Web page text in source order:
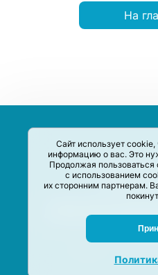
Сайт использует cookie,
информацию о вас. Это
Продолжая
с использованием
их сторонним партнерам.
На
систематизации акций и
Задать
© M-Social